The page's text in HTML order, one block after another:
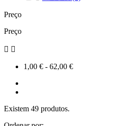
Preço
Preço
 
1,00 € - 62,00 €
Existem 49 produtos.